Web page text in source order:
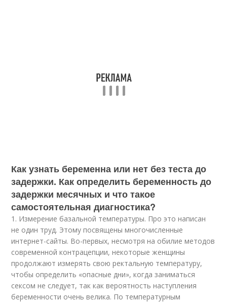
Как узнать беременна или нет без теста до
задержки. Как определить беременность до
задержки месячных и что такое
самостоятельная диагностика?
1. Измерение базальной температуры. Про это написан
не один труд. Этому посвящены многочисленные
интернет-сайты. Во-первых, несмотря на обилие методов
современной контрацепции, некоторые женщины
продолжают измерять свою ректальную температуру,
чтобы определить «опасные дни», когда заниматься
сексом не следует, так как вероятность наступления
беременности очень велика. По температурным